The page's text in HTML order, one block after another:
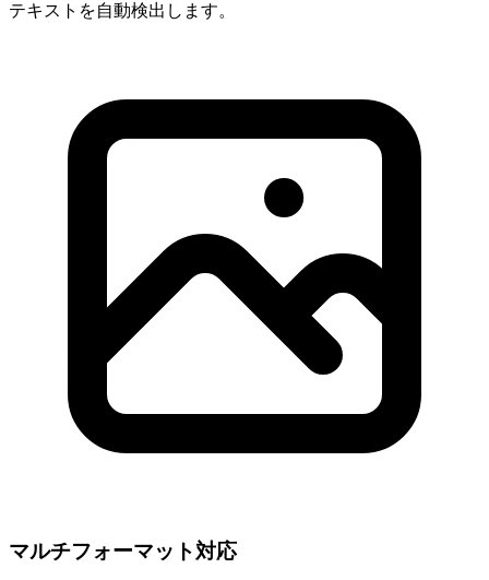
テキストを自動検出します。
マルチフォーマット対応